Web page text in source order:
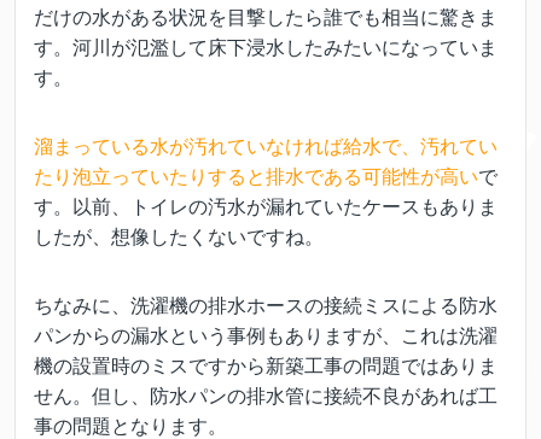
だけの水がある状況を目撃したら誰でも相当に驚きま
す。河川が氾濫して床下浸水したみたいになっていま
す。
溜まっている水が汚れていなければ給水で、汚れてい
たり泡立っていたりすると排水である可能性が高いで
す。以前、トイレの汚水が漏れていたケースもありま
したが、想像したくないですね。
ちなみに、洗濯機の排水ホースの接続ミスによる防水
パンからの漏水という事例もありますが、これは洗濯
機の設置時のミスですから新築工事の問題ではありま
せん。但し、防水パンの排水管に接続不良があれば工
事の問題となります。